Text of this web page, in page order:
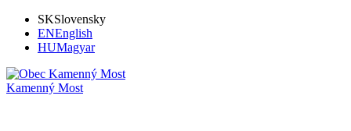
SKSlovensky
ENEnglish
HUMagyar
Kamenný Most